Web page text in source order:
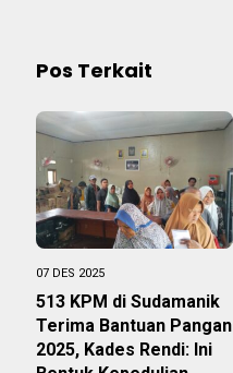
Pos Terkait
07 DES 2025
513 KPM di Sudamanik
Terima Bantuan Pangan
2025, Kades Rendi: Ini